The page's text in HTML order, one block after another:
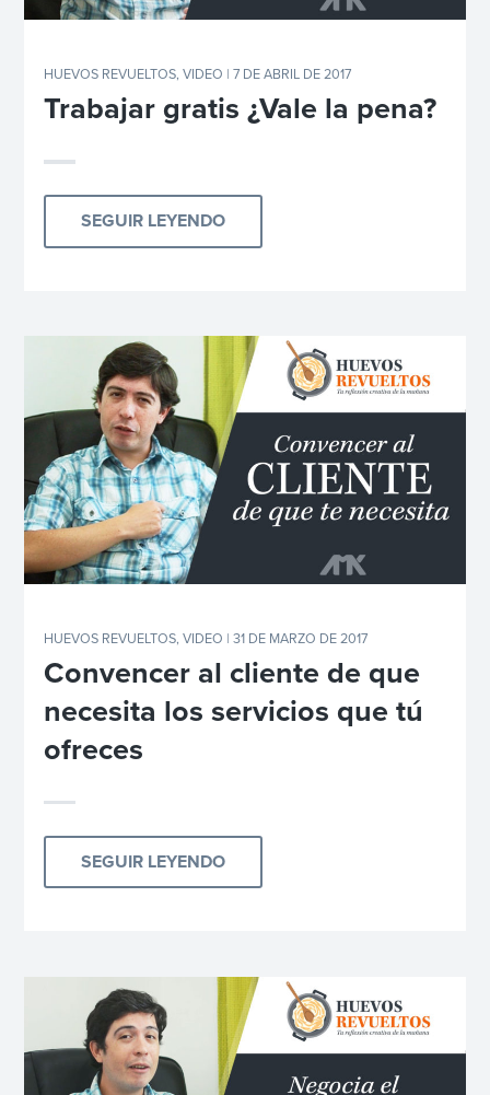
HUEVOS REVUELTOS,VIDEO | 7 DE ABRIL DE 2017
Trabajar gratis ¿Vale la pena?
SEGUIR LEYENDO
HUEVOS REVUELTOS,VIDEO | 31 DE MARZO DE 2017
Convencer al cliente de que
necesita los servicios que tú
ofreces
SEGUIR LEYENDO